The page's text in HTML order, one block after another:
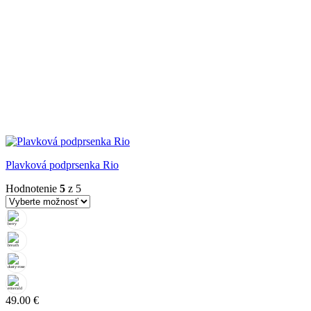
Plavková podprsenka Rio
Hodnotenie 5 z 5
49.00 €